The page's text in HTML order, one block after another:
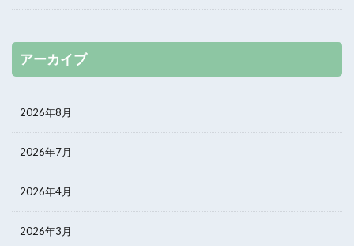
アーカイブ
2026年8月
2026年7月
2026年4月
2026年3月